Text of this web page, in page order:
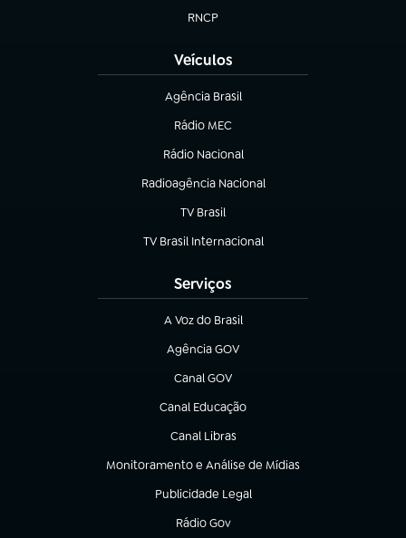
RNCP
(abre em nova aba)
Veículos
Agência Brasil
(abre em nova aba)
Rádio MEC
(abre em nova aba)
Rádio Nacional
Radioagência Nacional
(abre em nova aba)
TV Brasil
(abre em nova aba)
TV Brasil Internacional
(abre em nova aba)
Serviços
A Voz do Brasil
(abre em nova aba)
Agência GOV
(abre em nova aba)
Canal GOV
(abre em nova aba)
Canal Educação
(abre em nova aba)
Canal Libras
(abre em nova aba)
Monitoramento e Análise de Mídias
(abre em nova aba)
Publicidade Legal
(abre em nova aba)
Rádio Gov
(abre em nova aba)